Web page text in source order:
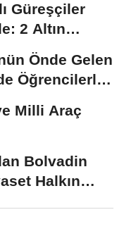
Güreşçiler
2 Altın
Önde Gelen
Öğrencilerle
Milli Araç
Bolvadin
Halkın